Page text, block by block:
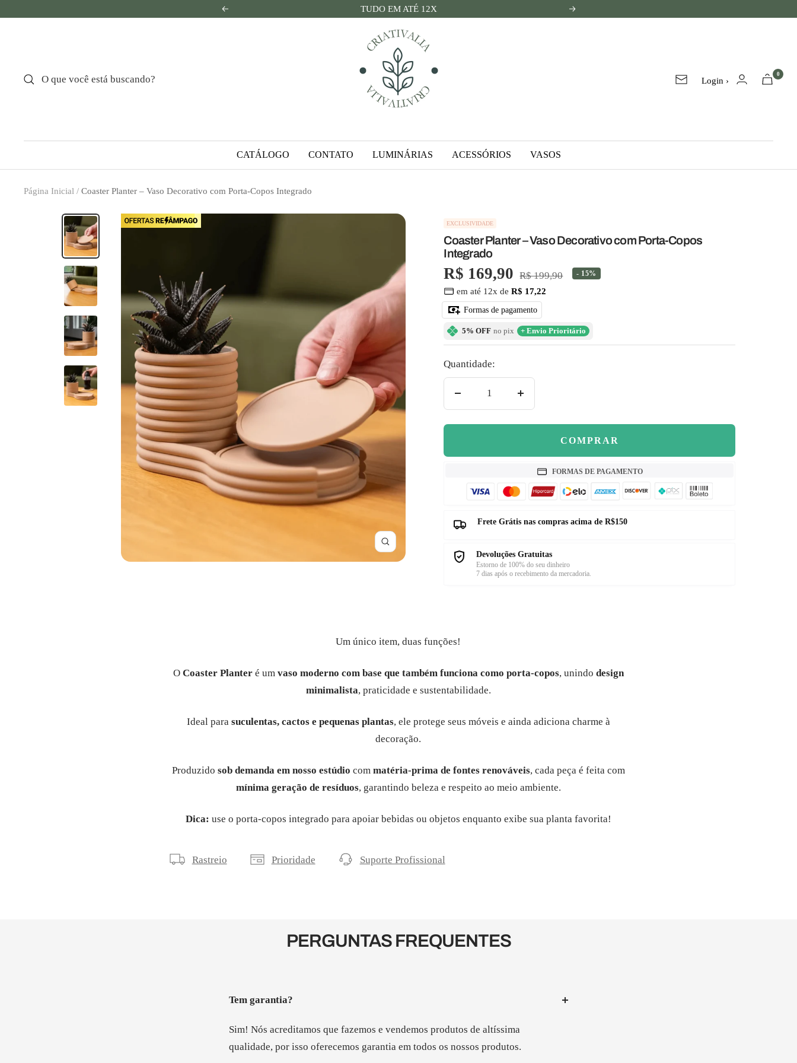
â–
Anterior TUDO EM ATÉ 12X Próxima
Criativalia
Lista
Login ›
0
CATÁLOGO CONTATO LUMINÁRIAS ACESSÓRIOS VASOS
Página Inicial Coaster Planter – Vaso Decorativo com Porta-Copos Integrado
Zoom
EXCLUSIVIDADE
Coaster Planter – Vaso Decorativo com Porta-Copos
Integrado
Preço
promocional
R$ 169,90 Preço
normal
R$ 199,90 - 15%
em até 12x deR$ 17,22
Formas de pagamento
5% OFF no pix + Envio Prioritário
Quantidade:
COMPRAR
FORMAS DE PAGAMENTO
Frete Grátis nas compras acima de R$150
Devoluções Gratuitas
Estorno de 100% do seu dinheiro
7 dias após o recebimento da mercadoria.
Um único item, duas funções!
O Coaster Planteré um vaso moderno com base que também funciona como porta-copos, unindo design
minimalista, praticidade e sustentabilidade.
Ideal para suculentas, cactos e pequenas plantas, ele protege seus móveis e ainda adiciona charme à
decoração.
Produzido sob demanda em nosso estúdio com matéria-prima de fontes renováveis, cada peça é feita com
mínima geração de resíduos, garantindo beleza e respeito ao meio ambiente.
Dica: use o porta-copos integrado para apoiar bebidas ou objetos enquanto exibe sua planta favorita!
Rastreio Prioridade Suporte Profissional
PERGUNTAS FREQUENTES
Tem garantia?
Sim! Nós acreditamos que fazemos e vendemos produtos de altíssima
qualidade, por isso oferecemos garantia em todos os nossos produtos.